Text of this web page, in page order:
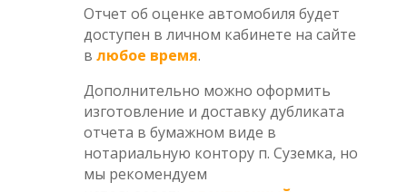
Отчет об оценке автомобиля будет
доступен в личном кабинете на сайте
в любое время.
Дополнительно можно оформить
изготовление и доставку дубликата
отчета в бумажном виде в
нотариальную контору п. Суземка, но
мы рекомендуем